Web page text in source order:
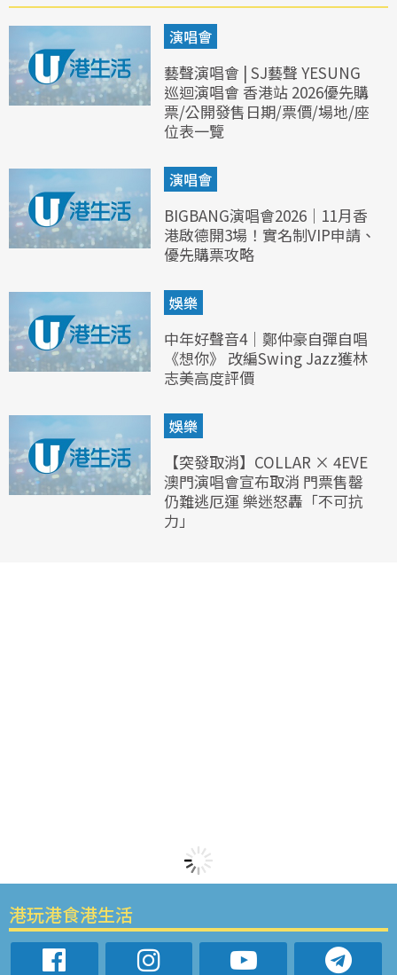
演唱會
藝聲演唱會 | SJ藝聲 YESUNG
巡迴演唱會 香港站 2026優先購
票/公開發售日期/票價/場地/座
位表一覽
演唱會
BIGBANG演唱會2026｜11月香
港啟德開3場！實名制VIP申請、
優先購票攻略
娛樂
中年好聲音4｜鄭仲豪自彈自唱
《想你》 改編Swing Jazz獲林
志美高度評價
娛樂
【突發取消】COLLAR × 4EVE
澳門演唱會宣布取消 門票售罄
仍難逃厄運 樂迷怒轟「不可抗
力」
港玩港食港生活